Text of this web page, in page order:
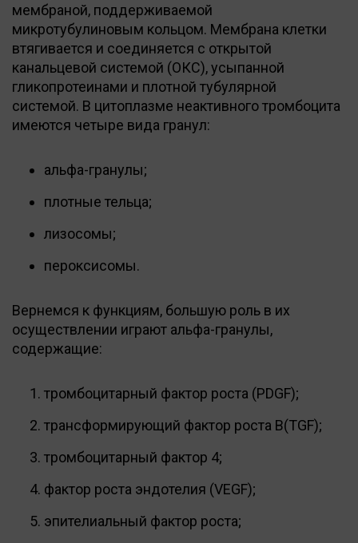
мембраной, поддерживаемой
микротубулиновым кольцом. Мембрана клетки
втягивается и соединяется с открытой
канальцевой системой (ОКС), усыпанной
гликопротеинами и плотной тубулярной
системой. В цитоплазме неактивного тромбоцита
имеются четыре вида гранул:
альфа-гранулы;
плотные тельца;
лизосомы;
пероксисомы.
Вернемся к функциям, большую роль в их
осуществлении играют альфа-гранулы,
содержащие:
тромбоцитарный фактор роста (PDGF);
трансформирующий фактор роста В(TGF);
тромбоцитарный фактор 4;
фактор роста эндотелия (VEGF);
эпителиальный фактор роста;